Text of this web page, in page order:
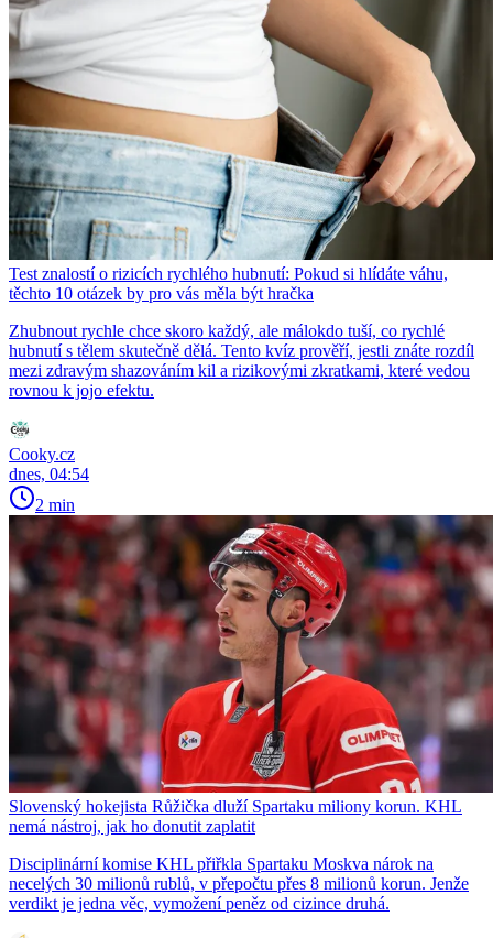
Test znalostí o rizicích rychlého hubnutí: Pokud si hlídáte váhu,
těchto 10 otázek by pro vás měla být hračka
Zhubnout rychle chce skoro každý, ale málokdo tuší, co rychlé
hubnutí s tělem skutečně dělá. Tento kvíz prověří, jestli znáte rozdíl
mezi zdravým shazováním kil a rizikovými zkratkami, které vedou
rovnou k jojo efektu.
Cooky.cz
dnes, 04:54
2 min
Slovenský hokejista Růžička dluží Spartaku miliony korun. KHL
nemá nástroj, jak ho donutit zaplatit
Disciplinární komise KHL přiřkla Spartaku Moskva nárok na
necelých 30 milionů rublů, v přepočtu přes 8 milionů korun. Jenže
verdikt je jedna věc, vymožení peněz od cizince druhá.